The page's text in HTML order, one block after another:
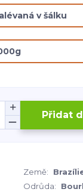
Přidat
Země:
Odrůda: